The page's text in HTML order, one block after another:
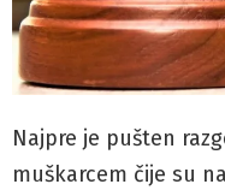
Najpre je pušten
muškarcem čije su